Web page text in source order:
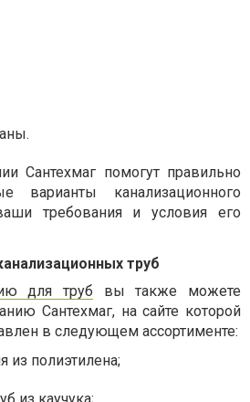
Сантехмаг помогут правильно
варианты канализационного
требования и условия его
труб
для труб вы также можете
Сантехмаг, на сайте которой
в следующем ассортименте:
из полиэтилена;